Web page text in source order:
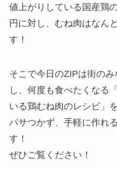
値上がりしている国産鶏
円に対し、むね肉はなん
す！
そこで今日のZIPは街の
し、何度も食べたくなる
いる鶏むね肉のレシピ」
パサつかず、手軽に作れ
す！
ぜひご覧ください！